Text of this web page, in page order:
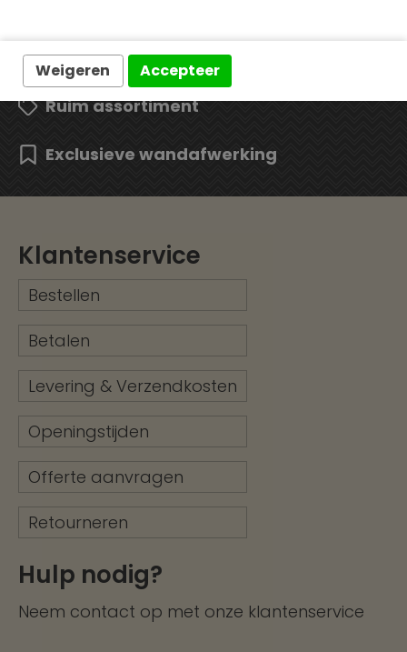
Weigeren Accepteer
Snelle levering
Ruim assortiment
Exclusieve wandafwerking
Klantenservice
Bestellen
Betalen
Levering & Verzendkosten
Openingstijden
Offerte aanvragen
Retourneren
Hulp nodig?
Neem contact op met onze klantenservice